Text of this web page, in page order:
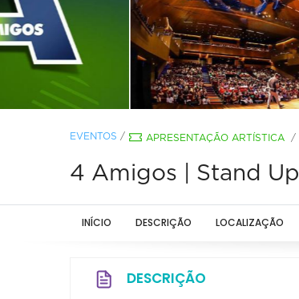
EVENTOS / APRESENTAÇÃO ARTÍSTICA /
4 Amigos | Stand Up
INÍCIO DESCRIÇÃO LOCALIZAÇÃO
DESCRIÇÃO